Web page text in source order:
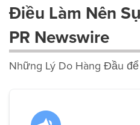
Điều Làm Nên
PR Newswire
Những Lý Do Hàng Đầu